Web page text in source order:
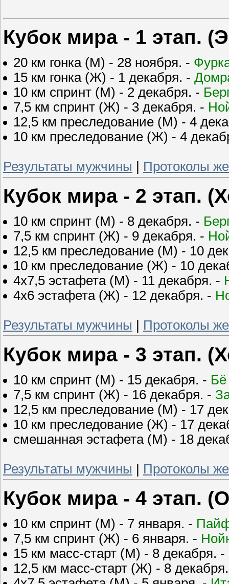
Кубок мира - 1 этап.
20 км гонка (М) - 28 ноября. -
15 км гонка (Ж) - 1 декабря. -
10 км спринт (М) - 2 декабря. -
7,5 км спринт (Ж) - 3 декабря. -
12,5 км преследование (М) - 4
10 км преследование (Ж) - 4
Результаты мужчины Протоколы
Кубок мира - 2 этап.
10 км спринт (М) - 8 декабря. -
7,5 км спринт (Ж) - 9 декабря. -
12,5 км преследование (М) - 10
10 км преследование (Ж) - 10
4х7,5 эстафета (М) - 11 декабря. -
4х6 эстафета (Ж) - 12 декабря. -
Результаты мужчины Протоколы
Кубок мира - 3 этап.
10 км спринт (М) - 15 декабря. - Бё
7,5 км спринт (Ж) - 16 декабря. -
12,5 км преследование (М) - 17
10 км преследование (Ж) - 17
смешанная эстафета (М) - 18
Результаты мужчины Протоколы
Кубок мира - 4 этап.
10 км спринт (М) - 7 января. -
7,5 км спринт (Ж) - 6 января. -
15 км масс-старт (М) - 8 декабря. -
12,5 км масс-старт (Ж) - 8